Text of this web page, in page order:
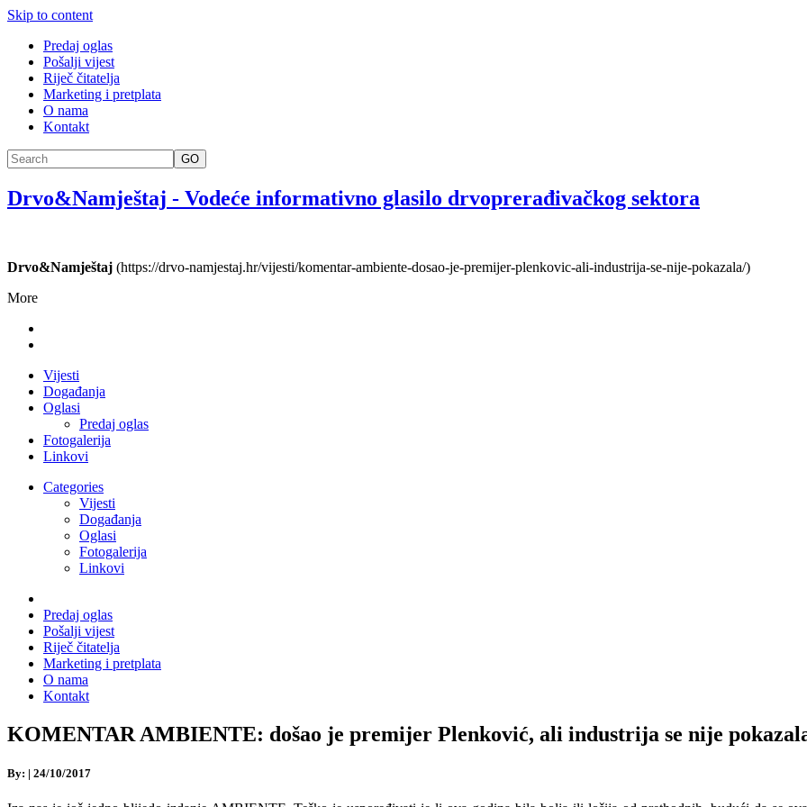
Skip to content
Predaj oglas
Pošalji vijest
Riječ čitatelja
Marketing i pretplata
O nama
Kontakt
GO
Drvo&Namještaj - Vodeće informativno glasilo drvoprerađivačkog sektora
Drvo&Namještaj (https://drvo-namjestaj.hr/vijesti/komentar-ambiente-dosao-je-premijer-plenkovic-ali-industrija-se-nije-pokazala/)
More
Vijesti
Događanja
Oglasi
Predaj oglas
Fotogalerija
Linkovi
Categories
Vijesti
Događanja
Oglasi
Fotogalerija
Linkovi
Predaj oglas
Pošalji vijest
Riječ čitatelja
Marketing i pretplata
O nama
Kontakt
KOMENTAR AMBIENTE: došao je premijer Plenković, ali industrija se nije
By: | 24/10/2017